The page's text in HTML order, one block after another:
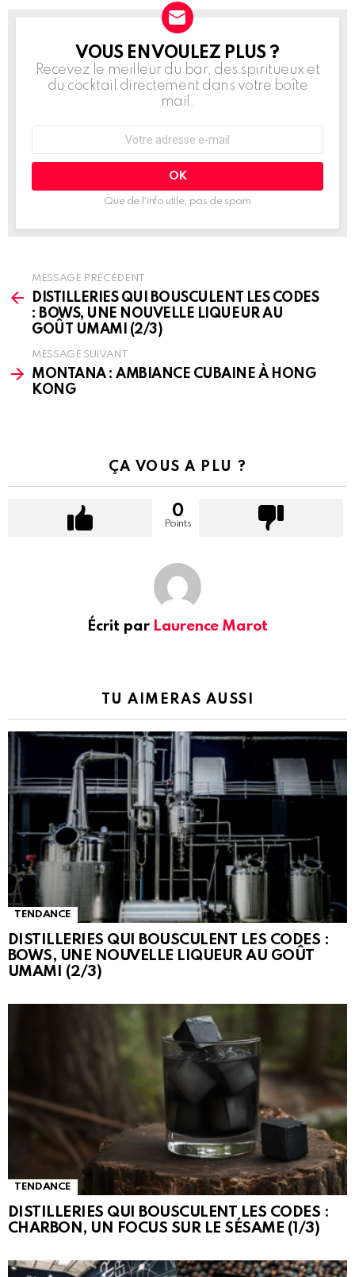
NEWSLETTER
VOUS EN VOULEZ PLUS ?
Recevez le meilleur du bar, des spiritueux et
du cocktail directement dans votre boîte
mail.
mail
Que de l’info utile, pas de spam
more
MESSAGE PRÉCÉDENT
DISTILLERIES QUI BOUSCULENT LES CODES
: BOWS, UNE NOUVELLE LIQUEUR AU
GOÛT UMAMI (2/3)
MESSAGE SUIVANT
MONTANA : AMBIANCE CUBAINE À HONG
KONG
ÇA VOUS A PLU ?
0
Points
Écrit par Laurence Marot
TU AIMERAS AUSSI
TENDANCE
DISTILLERIES QUI BOUSCULENT LES CODES :
BOWS, UNE NOUVELLE LIQUEUR AU GOÛT
UMAMI (2/3)
TENDANCE
DISTILLERIES QUI BOUSCULENT LES CODES :
CHARBON, UN FOCUS SUR LE SÉSAME (1/3)